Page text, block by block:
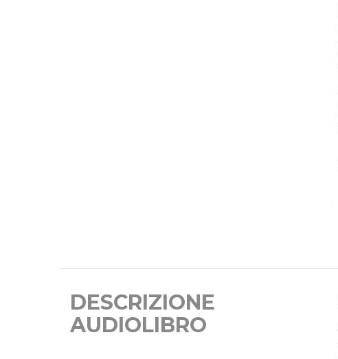
DESCRIZIONE
AUDIOLIBRO